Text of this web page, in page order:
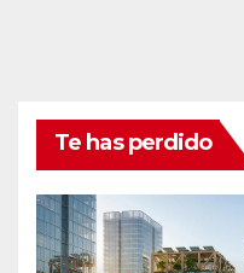
Te has perdido